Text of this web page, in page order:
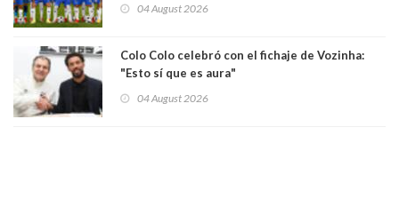
04 August 2026
Colo Colo celebró con el fichaje de Vozinha:
"Esto sí que es aura"
04 August 2026